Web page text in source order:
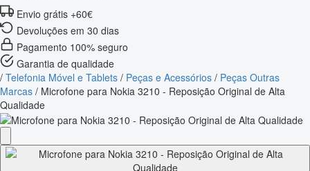
Envio grátis +60€
Devoluções em 30 dias
Pagamento 100% seguro
Garantia de qualidade
/ Telefonia Móvel e Tablets / Peças e Acessórios / Peças Outras
Marcas / Microfone para Nokia 3210 - Reposição Original de Alta
Qualidade